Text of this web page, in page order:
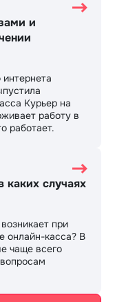
и
Курьер на
работу в
работает.
случаях
при
онлайн-касса? В
чаще всего